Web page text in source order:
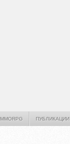
MMORPG ПУБЛИКАЦИИ